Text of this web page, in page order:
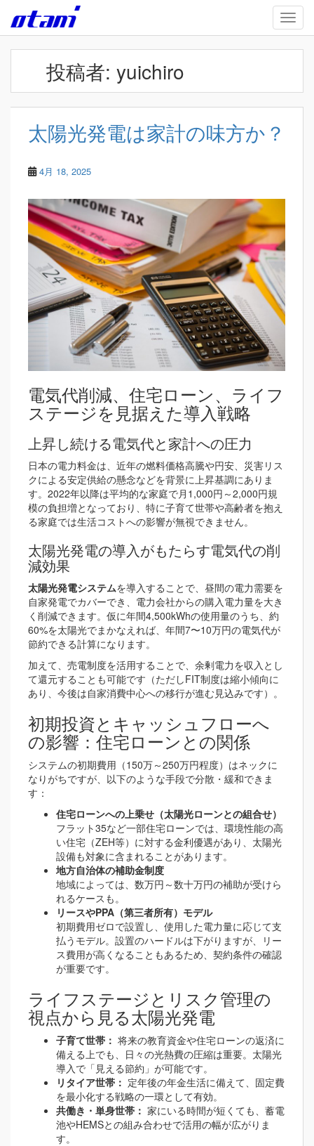
Skip to main content
投稿者: yuichiro
太陽光発電は家計の味方か？
4月 18, 2025
電気代削減、住宅ローン、ライフ
ステージを見据えた導入戦略
上昇し続ける電気代と家計への圧力
日本の電力料金は、近年の燃料価格高騰や円安、災害リス
クによる安定供給の懸念などを背景に上昇基調にありま
す。2022年以降は平均的な家庭で月1,000円～2,000円規
模の負担増となっており、特に子育て世帯や高齢者を抱え
る家庭では生活コストへの影響が無視できません。
太陽光発電の導入がもたらす電気代の削
減効果
太陽光発電システムを導入することで、昼間の電力需要を
自家発電でカバーでき、電力会社からの購入電力量を大き
く削減できます。仮に年間4,500kWhの使用量のうち、約
60%を太陽光でまかなえれば、年間7〜10万円の電気代が
節約できる計算になります。
加えて、売電制度を活用することで、余剰電力を収入とし
て還元することも可能です（ただしFIT制度は縮小傾向に
あり、今後は自家消費中心への移行が進む見込みです）。
初期投資とキャッシュフローへ
の影響：住宅ローンとの関係
システムの初期費用（150万～250万円程度）はネックに
なりがちですが、以下のような手段で分散・緩和できま
す：
住宅ローンへの上乗せ（太陽光ローンとの組合せ）
フラット35など一部住宅ローンでは、環境性能の高
い住宅（ZEH等）に対する金利優遇があり、太陽光
設備も対象に含まれることがあります。
地方自治体の補助金制度
地域によっては、数万円～数十万円の補助が受けら
れるケースも。
リースやPPA（第三者所有）モデル
初期費用ゼロで設置し、使用した電力量に応じて支
払うモデル。設置のハードルは下がりますが、リー
ス費用が高くなることもあるため、契約条件の確認
が重要です。
ライフステージとリスク管理の
視点から見る太陽光発電
子育て世帯： 将来の教育資金や住宅ローンの返済に
備える上でも、日々の光熱費の圧縮は重要。太陽光
導入で「見える節約」が可能です。
リタイア世帯： 定年後の年金生活に備えて、固定費
を最小化する戦略の一環として有効。
共働き・単身世帯： 家にいる時間が短くても、蓄電
池やHEMSとの組み合わせで活用の幅が広がりま
す。